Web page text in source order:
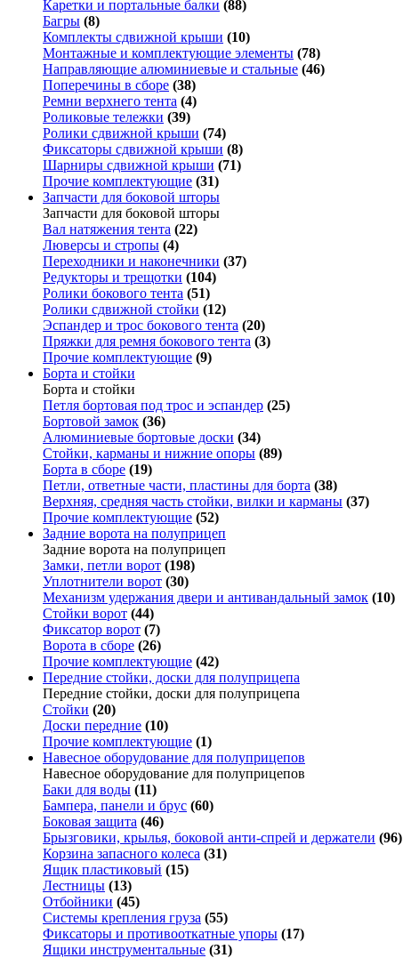
Каретки и портальные балки (88)
Багры (8)
Комплекты сдвижной крыши (10)
Монтажные и комплектующие элементы (78)
Направляющие алюминиевые и стальные (46)
Поперечины в сборе (38)
Ремни верхнего тента (4)
Роликовые тележки (39)
Ролики сдвижной крыши (74)
Фиксаторы сдвижной крыши (8)
Шарниры сдвижной крыши (71)
Прочие комплектующие (31)
Запчасти для боковой шторы
Запчасти для боковой шторы
Вал натяжения тента (22)
Люверсы и стропы (4)
Переходники и наконечники (37)
Редукторы и трещотки (104)
Ролики бокового тента (51)
Ролики сдвижной стойки (12)
Эспандер и трос бокового тента (20)
Пряжки для ремня бокового тента (3)
Прочие комплектующие (9)
Борта и стойки
Борта и стойки
Петля бортовая под трос и эспандер (25)
Бортовой замок (36)
Алюминиевые бортовые доски (34)
Стойки, карманы и нижние опоры (89)
Борта в сборе (19)
Петли, ответные части, пластины для борта (38)
Верхняя, средняя часть стойки, вилки и карманы (37)
Прочие комплектующие (52)
Задние ворота на полуприцеп
Задние ворота на полуприцеп
Замки, петли ворот (198)
Уплотнители ворот (30)
Механизм удержания двери и антивандальный замок (10)
Стойки ворот (44)
Фиксатор ворот (7)
Ворота в сборе (26)
Прочие комплектующие (42)
Передние стойки, доски для полуприцепа
Передние стойки, доски для полуприцепа
Стойки (20)
Доски передние (10)
Прочие комплектующие (1)
Навесное оборудование для полуприцепов
Навесное оборудование для полуприцепов
Баки для воды (11)
Бампера, панели и брус (60)
Боковая защита (46)
Брызговики, крылья, боковой анти-спрей и держатели (96)
Корзина запасного колеса (31)
Ящик пластиковый (15)
Лестницы (13)
Отбойники (45)
Системы крепления груза (55)
Фиксаторы и противооткатные упоры (17)
Ящики инструментальные (31)